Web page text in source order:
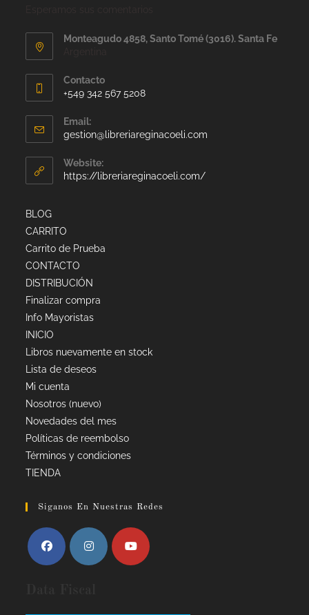
Monteagudo 4858, Santo Tomé (3016). Santa Fe
Contacto
+549 342 567 5208
Email:
gestion@libreriareginacoeli.com
Website:
https://libreriareginacoeli.com/
BLOG
CARRITO
Carrito de Prueba
CONTACTO
DISTRIBUCIÓN
Finalizar compra
Info Mayoristas
INICIO
Libros nuevamente en stock
Lista de deseos
Mi cuenta
Nosotros (nuevo)
Novedades del mes
Políticas de reembolso
Términos y condiciones
TIENDA
Siganos En Nuestras Redes